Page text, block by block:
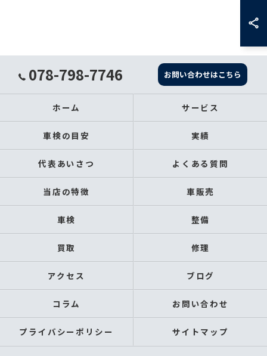
078-798-7746 お問い合わせはこちら
ホーム サービス
車検の目安 実績
代表あいさつ よくある質問
当店の特徴 車販売
車検 整備
買取 修理
アクセス ブログ
コラム お問い合わせ
プライバシーポリシー サイトマップ